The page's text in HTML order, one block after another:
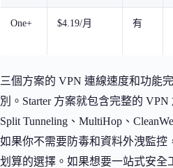
One+ $4.19/月 有
三個方案的 VPN 連線速度和功能
別。Starter 方案就包含完整的 VPN
Split Tunneling、MultiHop、
如果你不需要防毒和資料外洩監控
划算的選擇。如果想要一站式安全